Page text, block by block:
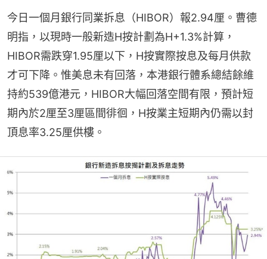
今日一個月銀行同業拆息（HIBOR）報2.94厘。曹德
明指，以現時一般新造H按計劃為H+1.3%計算，
HIBOR需跌穿1.95厘以下，H按實際按息及每月供款
才可下降。惟美息未有回落，本港銀行體系總結餘維
持約539億港元，HIBOR大幅回落空間有限，預計短
期內於2厘至3厘區間徘徊，H按業主短期內仍需以封
頂息率3.25厘供樓。